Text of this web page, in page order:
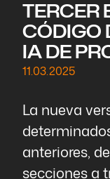
TERCER
CÓDIGO
IA DE
11.03.2025
La nueva
anteriores,
secciones a